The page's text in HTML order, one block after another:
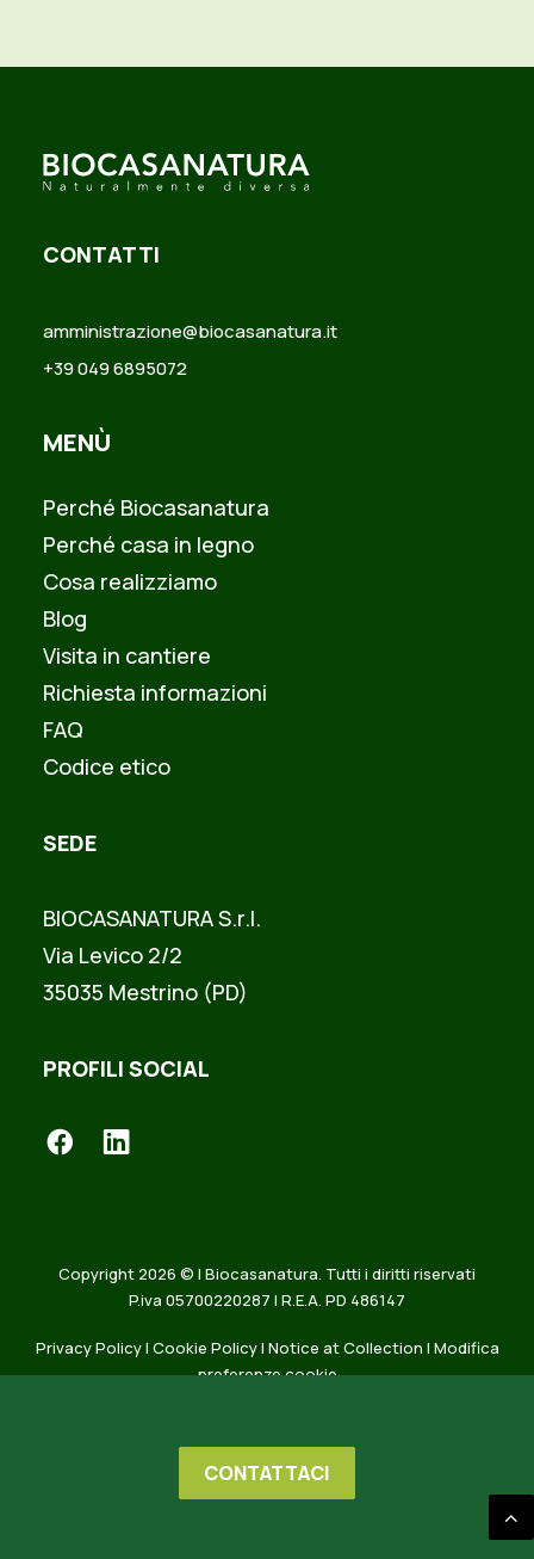
CONTATTI
amministrazione@biocasanatura.it
+39 049 6895072
MENÙ
Perché Biocasanatura
Perché casa in legno
Cosa realizziamo
Blog
Visita in cantiere
Richiesta informazioni
FAQ
Codice etico
SEDE
BIOCASANATURA S.r.l.
Via Levico 2/2
35035 Mestrino (PD)
PROFILI SOCIAL
Copyright 2026 © | Biocasanatura. Tutti i diritti riservati
P.iva 05700220287 | R.E.A. PD 486147
Privacy Policy| Cookie Policy| Notice at Collection | Modifica
preferenze cookie
CONTATTACI